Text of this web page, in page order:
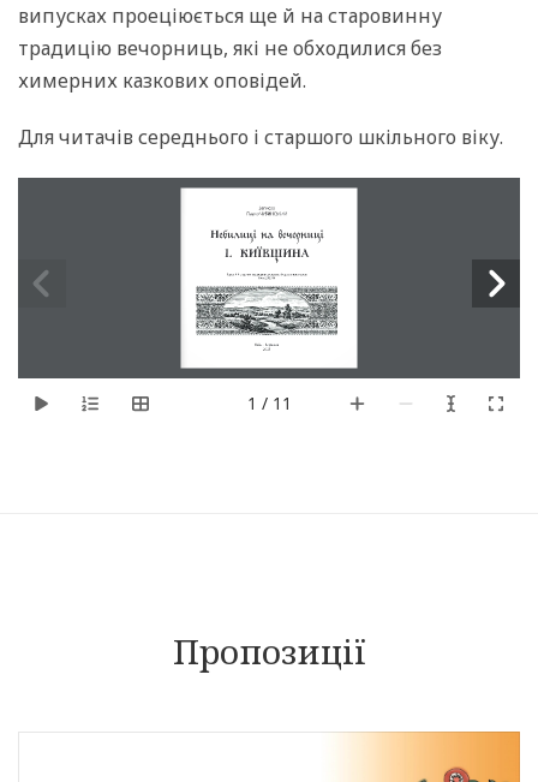
випусках проеціюється ще й на старовинну
традицію вечорниць, які не обходилися без
химерних казкових оповідей.
Для читачів середнього і старшого шкільного віку.
Записав
Павло ЧУБИНСЬКИЙ
Небилиці на вечорниці
I. КИЇВЩИНА
Казки ХІХ сторіччя переказав сучасною літературною мовою
Влад ДЯДИН
Київ – Варшава
2025
1 / 11
Пропозиції